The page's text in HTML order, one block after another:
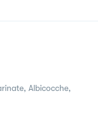
Albicocche,